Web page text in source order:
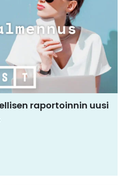
raportoinnin uusi